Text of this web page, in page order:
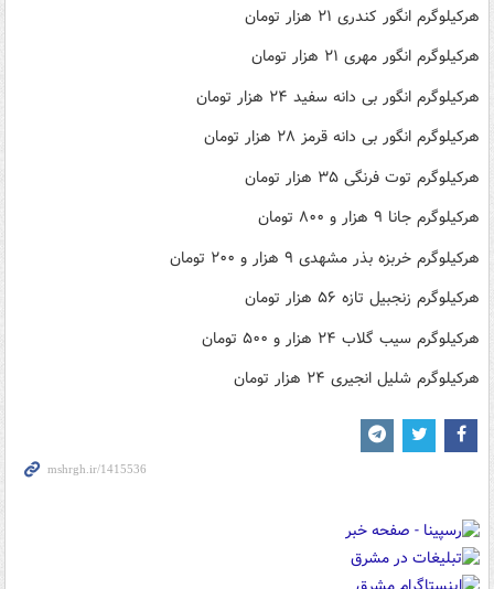
هرکیلوگرم انگور کندری ۲۱ هزار تومان
هرکیلوگرم انگور مهری ۲۱ هزار تومان
هرکیلوگرم انگور بی دانه سفید ۲۴ هزار تومان
هرکیلوگرم انگور بی دانه قرمز ۲۸ هزار تومان
هرکیلوگرم توت فرنگی ۳۵ هزار تومان
هرکیلوگرم جانا ۹ هزار و ۸۰۰ تومان
هرکیلوگرم خربزه بذر مشهدی ۹ هزار و ۲۰۰ تومان
هرکیلوگرم زنجبیل تازه ۵۶ هزار تومان
هرکیلوگرم سیب گلاب ۲۴ هزار و ۵۰۰ تومان
هرکیلوگرم شلیل انجیری ۲۴ هزار تومان